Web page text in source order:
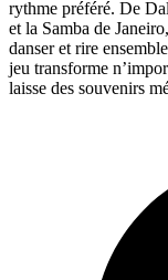
rythme préféré. De
et la Samba de
danser et rire
jeu transforme
laisse des souvenirs